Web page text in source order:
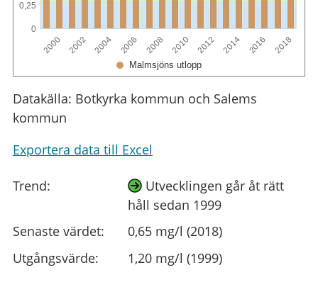
Malmsjöns utlopp
2000 2002 2004 2006 2008 2010 2012 2014 2016 2018
0
0,25
Datakälla: Botkyrka kommun och Salems
kommun
Exportera data till Excel
Trend:
Utvecklingen går åt rätt
håll sedan 1999
Senaste värdet:
0,65 mg/l (2018)
Utgångsvärde:
1,20 mg/l (1999)